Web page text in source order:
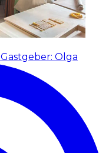
Gastgeber: Olga